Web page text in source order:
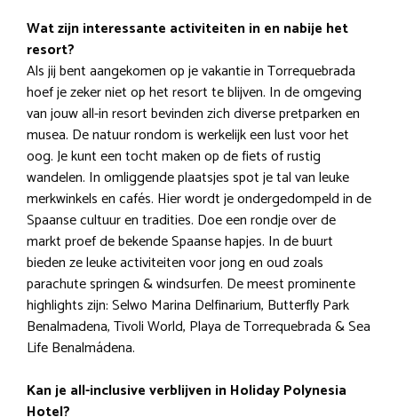
Wat zijn interessante activiteiten in en nabije het
resort?
Als jij bent aangekomen op je vakantie in Torrequebrada
hoef je zeker niet op het resort te blijven. In de omgeving
van jouw all-in resort bevinden zich diverse pretparken en
musea. De natuur rondom is werkelijk een lust voor het
oog. Je kunt een tocht maken op de fiets of rustig
wandelen. In omliggende plaatsjes spot je tal van leuke
merkwinkels en cafés. Hier wordt je ondergedompeld in de
Spaanse cultuur en tradities. Doe een rondje over de
markt proef de bekende Spaanse hapjes. In de buurt
bieden ze leuke activiteiten voor jong en oud zoals
parachute springen & windsurfen. De meest prominente
highlights zijn: Selwo Marina Delfinarium, Butterfly Park
Benalmadena, Tivoli World, Playa de Torrequebrada & Sea
Life Benalmádena.
Kan je all-inclusive verblijven in Holiday Polynesia